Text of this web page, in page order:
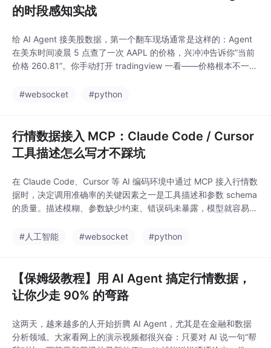
的时段感知实战
给 AI Agent 接美股数据，第一个翻车现场通常是这样的：Agent
在美东时间凌晨 5 点查了一次 AAPL 的价格，兴冲冲告诉你“当前
价格 260.81”。你手动打开 tradingview 一看——价格根本不一
随便拿了一个时段的报价就当“最新价”用。给 AI Agent 接美股数
#websocket #python
行情数据接入 MCP：Claude Code / Cursor
工具描述怎么写才不踩坑
在 Claude Code、Cursor 等 AI 编码环境中通过 MCP 接入行情数
据时，决定调用准确率的关键因素之一是工具描述和参数 schema
的质量。描述模糊、参数缺少约束、错误码未暴露，模型就容易选
参照，拆解的编写原则，给出 MCP/REST/CLI 命名空间对照、好
#人工智能 #websocket #python
【保姆级教程】用 AI Agent 搞定行情数据，
让你少走 90% 的弯路
这两天，越来越多的人开始折腾 AI Agent，尤其是在金融和数据
分析领域。大家看网上的演示视频都很兴奋：只要对 AI 说一句“帮